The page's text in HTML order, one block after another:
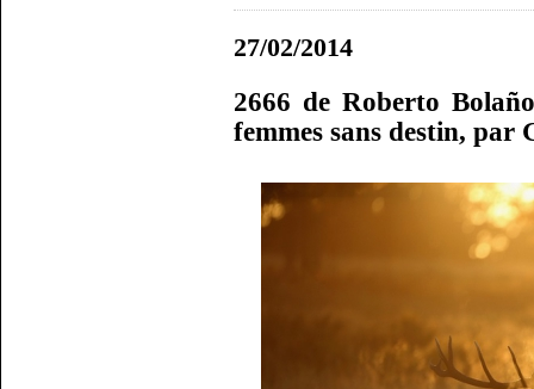
27/02/2014
2666 de Roberto
femmes sans destin, par